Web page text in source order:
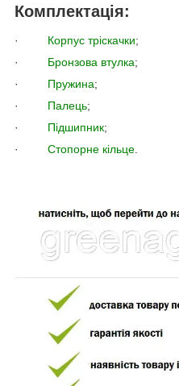
Комплектація:
· Корпус тріскачки;
· Бронзова втулка;
· Пружина;
· Палець;
· Підшипник;
· Стопорне кільце